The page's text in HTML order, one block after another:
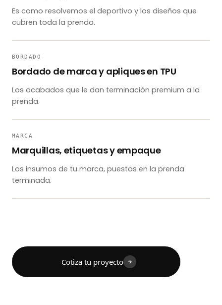
Es como resolvemos el deportivo y los diseños que
cubren toda la prenda.
BORDADO
Bordado de marca y apliques en TPU
Los acabados que le dan terminación premium a la
prenda.
MARCA
Marquillas, etiquetas y empaque
Los insumos de tu marca, puestos en la prenda
terminada.
Cotiza tu proyecto